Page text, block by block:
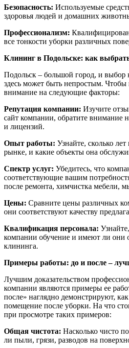
Безопасность: Используемые
здоровья людей и домашних
Профессионализм:
все тонкости уборки различных
Клининг в Подольске: как
Подольск – большой город, и
здесь может быть непростым.
внимание на следующие факторы:
Репутация компании: Изучите
сайт компании, обратите внимание
и лицензий.
Опыт работы: Узнайте, сколько
рынке, и какие объекты она
Спектр услуг: Убедитесь, что
соответствующие вашим
после ремонта, химчистка мебели,
Цены: Сравните цены различных
они соответствуют качеству
Квалификация персонала:
компании обучение и имеют ли они
клининга.
Примеры работы: до и после –
Лучшим доказательством
компании являются примеры ее
после» наглядно демонстрируют,
помещение после уборки. На что
при просмотре таких примеров:
Общая чистота: Насколько чисто
ли пыли, грязи, разводов на